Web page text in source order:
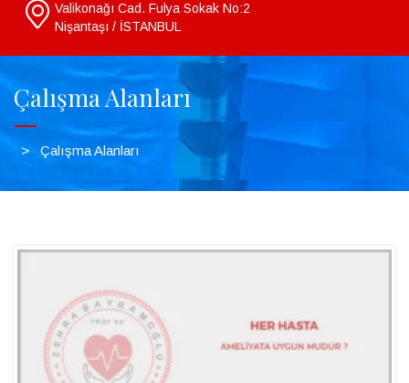
Valikonağı Cad. Fulya Sokak No:2
Nişantaşı / İSTANBUL
Çalışma Alanları
> Çalışma Alanları